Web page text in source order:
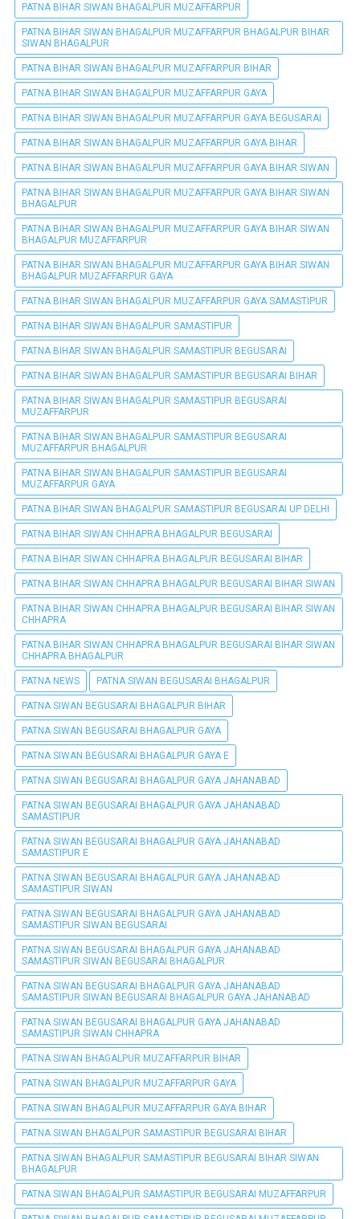
PATNA BIHAR SIWAN BHAGALPUR MUZAFFARPUR
PATNA BIHAR SIWAN BHAGALPUR MUZAFFARPUR BHAGALPUR BIHAR
SIWAN BHAGALPUR
PATNA BIHAR SIWAN BHAGALPUR MUZAFFARPUR BIHAR
PATNA BIHAR SIWAN BHAGALPUR MUZAFFARPUR GAYA
PATNA BIHAR SIWAN BHAGALPUR MUZAFFARPUR GAYA BEGUSARAI
PATNA BIHAR SIWAN BHAGALPUR MUZAFFARPUR GAYA BIHAR
PATNA BIHAR SIWAN BHAGALPUR MUZAFFARPUR GAYA BIHAR SIWAN
PATNA BIHAR SIWAN BHAGALPUR MUZAFFARPUR GAYA BIHAR SIWAN
BHAGALPUR
PATNA BIHAR SIWAN BHAGALPUR MUZAFFARPUR GAYA BIHAR SIWAN
BHAGALPUR MUZAFFARPUR
PATNA BIHAR SIWAN BHAGALPUR MUZAFFARPUR GAYA BIHAR SIWAN
BHAGALPUR MUZAFFARPUR GAYA
PATNA BIHAR SIWAN BHAGALPUR MUZAFFARPUR GAYA SAMASTIPUR
PATNA BIHAR SIWAN BHAGALPUR SAMASTIPUR
PATNA BIHAR SIWAN BHAGALPUR SAMASTIPUR BEGUSARAI
PATNA BIHAR SIWAN BHAGALPUR SAMASTIPUR BEGUSARAI BIHAR
PATNA BIHAR SIWAN BHAGALPUR SAMASTIPUR BEGUSARAI
MUZAFFARPUR
PATNA BIHAR SIWAN BHAGALPUR SAMASTIPUR BEGUSARAI
MUZAFFARPUR BHAGALPUR
PATNA BIHAR SIWAN BHAGALPUR SAMASTIPUR BEGUSARAI
MUZAFFARPUR GAYA
PATNA BIHAR SIWAN BHAGALPUR SAMASTIPUR BEGUSARAI UP DELHI
PATNA BIHAR SIWAN CHHAPRA BHAGALPUR BEGUSARAI
PATNA BIHAR SIWAN CHHAPRA BHAGALPUR BEGUSARAI BIHAR
PATNA BIHAR SIWAN CHHAPRA BHAGALPUR BEGUSARAI BIHAR SIWAN
PATNA BIHAR SIWAN CHHAPRA BHAGALPUR BEGUSARAI BIHAR SIWAN
CHHAPRA
PATNA BIHAR SIWAN CHHAPRA BHAGALPUR BEGUSARAI BIHAR SIWAN
CHHAPRA BHAGALPUR
PATNA NEWS PATNA SIWAN BEGUSARAI BHAGALPUR
PATNA SIWAN BEGUSARAI BHAGALPUR BIHAR
PATNA SIWAN BEGUSARAI BHAGALPUR GAYA
PATNA SIWAN BEGUSARAI BHAGALPUR GAYA E
PATNA SIWAN BEGUSARAI BHAGALPUR GAYA JAHANABAD
PATNA SIWAN BEGUSARAI BHAGALPUR GAYA JAHANABAD
SAMASTIPUR
PATNA SIWAN BEGUSARAI BHAGALPUR GAYA JAHANABAD
SAMASTIPUR E
PATNA SIWAN BEGUSARAI BHAGALPUR GAYA JAHANABAD
SAMASTIPUR SIWAN
PATNA SIWAN BEGUSARAI BHAGALPUR GAYA JAHANABAD
SAMASTIPUR SIWAN BEGUSARAI
PATNA SIWAN BEGUSARAI BHAGALPUR GAYA JAHANABAD
SAMASTIPUR SIWAN BEGUSARAI BHAGALPUR
PATNA SIWAN BEGUSARAI BHAGALPUR GAYA JAHANABAD
SAMASTIPUR SIWAN BEGUSARAI BHAGALPUR GAYA JAHANABAD
PATNA SIWAN BEGUSARAI BHAGALPUR GAYA JAHANABAD
SAMASTIPUR SIWAN CHHAPRA
PATNA SIWAN BHAGALPUR MUZAFFARPUR BIHAR
PATNA SIWAN BHAGALPUR MUZAFFARPUR GAYA
PATNA SIWAN BHAGALPUR MUZAFFARPUR GAYA BIHAR
PATNA SIWAN BHAGALPUR SAMASTIPUR BEGUSARAI BIHAR
PATNA SIWAN BHAGALPUR SAMASTIPUR BEGUSARAI BIHAR SIWAN
BHAGALPUR
PATNA SIWAN BHAGALPUR SAMASTIPUR BEGUSARAI MUZAFFARPUR